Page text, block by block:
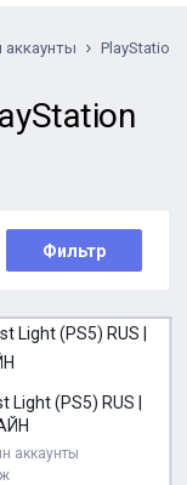
PlayStation
Фильтр
Light (PS5) RUS |
аккаунты